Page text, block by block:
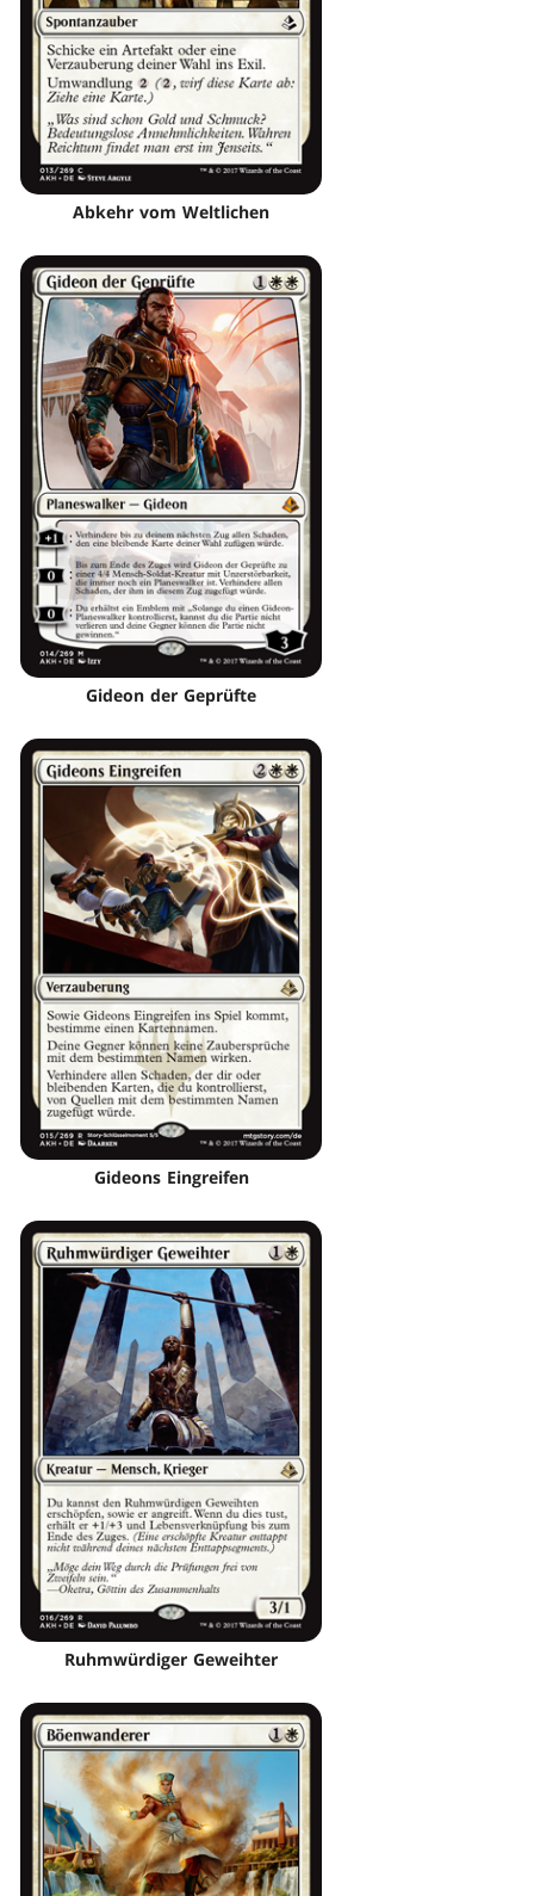
Abkehr vom Weltlichen
Gideon der Geprüfte
Gideons Eingreifen
Ruhmwürdiger Geweihter